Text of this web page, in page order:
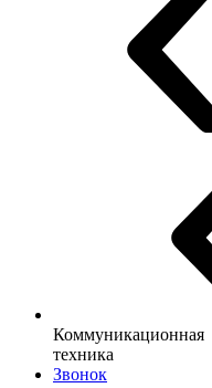
Коммуникационная
техника
Звонок